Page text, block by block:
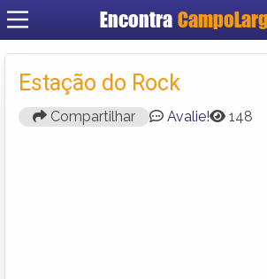
Encontra
Cadastrar
Estação do Rock
Compartilhar Avalie! 148